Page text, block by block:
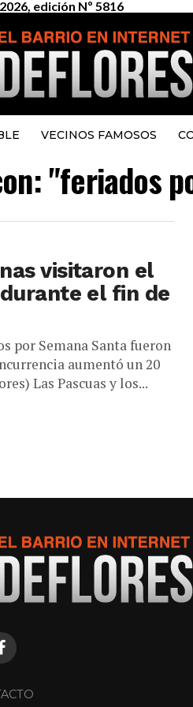
edición Nº 5816
VECINOS FAMOSOS
"feriados
visitaron el
el fin de
por Semana Santa fueron
aumentó un 20
Las Pascuas y los...